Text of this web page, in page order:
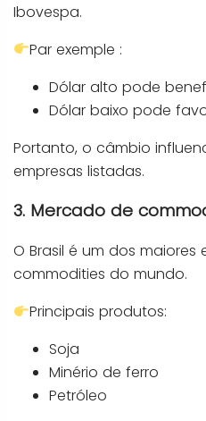
Ibovespa.
Par exemple :
Dólar alto pode
Dólar baixo pode
Portanto, o câmbio
empresas listadas.
3. Mercado de
O Brasil é um dos maiores
commodities do mundo.
Principais produtos:
Soja
Minério de ferro
Petróleo